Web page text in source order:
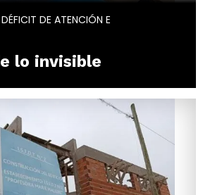
DE ATENCIÓN E
lo invisible